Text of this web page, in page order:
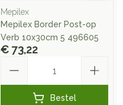
Mepilex
Mepilex Border Post-op
Verb 10x30cm 5 496605
€ 73,22
Bestel